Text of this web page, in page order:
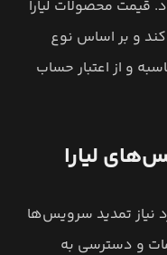
قیمت محصولات لیارا
و بر اساس نوع
و از اعتبار حساب
لیارا
نیاز تمدید سرویس‌ها
و دسترسی به